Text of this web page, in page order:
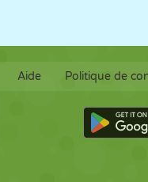
Aide Politique de